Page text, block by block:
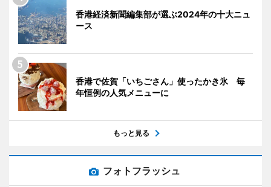
香港経済新聞編集部が選ぶ2024年の十大ニュ
ース
香港で佐賀「いちごさん」使ったかき氷 毎
年恒例の人気メニューに
もっと見る
フォトフラッシュ